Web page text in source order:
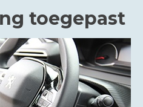
toegepast